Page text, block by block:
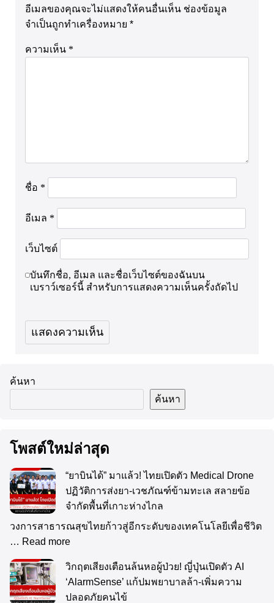
อีเมลของคุณจะไม่แสดงให้คนอื่นเห็น ช่องข้อมูล
จำเป็นถูกทำเครื่องหมาย *
ความเห็น *
ชื่อ *
อีเมล *
เว็บไซต์
บันทึกชื่อ, อีเมล และชื่อเว็บไซต์ของฉันบน
เบราว์เซอร์นี้ สำหรับการแสดงความเห็นครั้งถัดไป
ค้นหา
ค้นหา
โพสต์ใหม่ล่าสุด
“ยาบินได้” มาแล้ว! ไทยเปิดตัว Medical Drone
ปฏิวัติการส่งยา-เวชภัณฑ์ข้ามทะเล สลายข้อ
จำกัดพื้นที่เกาะห่างไกล
วงการสาธารณสุขไทยก้าวสู่อีกระดับของเทคโนโลยีเพื่อชีวิต
… Read more
วิกฤตเสียงเตือนล้นหอผู้ป่วย! ญี่ปุ่นเปิดตัว AI
‘AlarmSense’ แก้ปมพยาบาลล้า-เพิ่มความ
ปลอดภัยคนไข้